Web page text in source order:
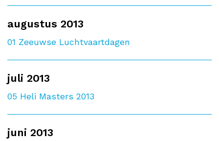
augustus 2013
01 Zeeuwse Luchtvaartdagen
juli 2013
05 Heli Masters 2013
juni 2013